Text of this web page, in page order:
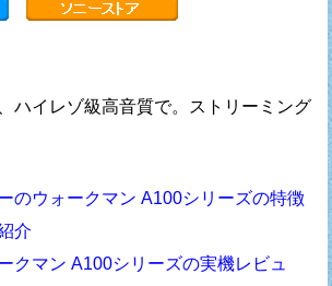
ハイレゾ級高音質で。ストリーミング
のウォークマン A100シリーズの特徴
介
クマン A100シリーズの実機レビュ